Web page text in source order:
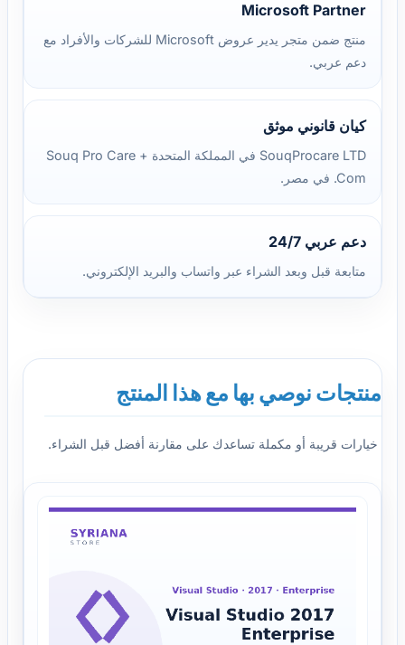
Microsoft Partner
منتج ضمن متجر يدير عروض Microsoft للشركات والأفراد مع
دعم عربي.
كيان قانوني موثق
SouqProcare LTD في المملكة المتحدة + Souq Pro Care
.Com في مصر.
دعم عربي 24/7
متابعة قبل وبعد الشراء عبر واتساب والبريد الإلكتروني.
منتجات نوصي بها مع هذا المنتج
خيارات قريبة أو مكملة تساعدك على مقارنة أفضل قبل الشراء.